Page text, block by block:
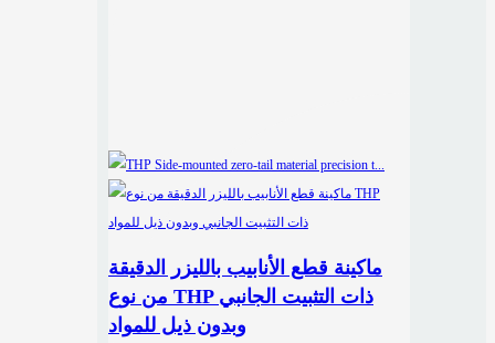
ماكينة قطع الأنابيب بالليزر الدقيقة
من نوع THP ذات التثبيت الجانبي
وبدون ذيل للمواد